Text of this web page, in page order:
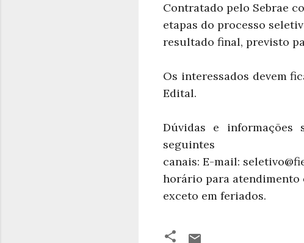
Contratado pelo Sebrae
etapas do processo
resultado final, previsto
Os interessados devem
Edital.
Dúvidas e
seguintes
canais: E-mail:
horário para atendimento
exceto em feriados.